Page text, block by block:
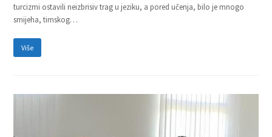
turcizmi ostavili neizbrisiv trag u jeziku, a pored učenja, bilo je mnogo
smijeha, timskog…
Više